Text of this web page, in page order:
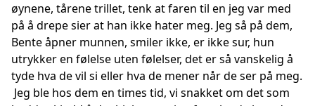
øynene, tårene trillet, tenk at faren til en jeg var med
på å drepe sier at han ikke hater meg. Jeg så på dem,
Bente åpner munnen, smiler ikke, er ikke sur, hun
utrykker en følelse uten følelser, det er så vanskelig å
tyde hva de vil si eller hva de mener når de ser på meg.
Jeg ble hos dem en times tid, vi snakket om det som